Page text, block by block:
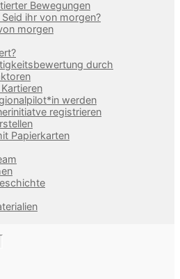
Bewegungen
ihr von morgen?
morgen
durch
werden
registrieren
Papierkarten